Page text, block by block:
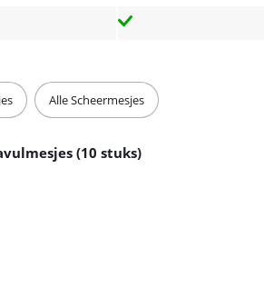
Alle Scheermesjes
(10 stuks)